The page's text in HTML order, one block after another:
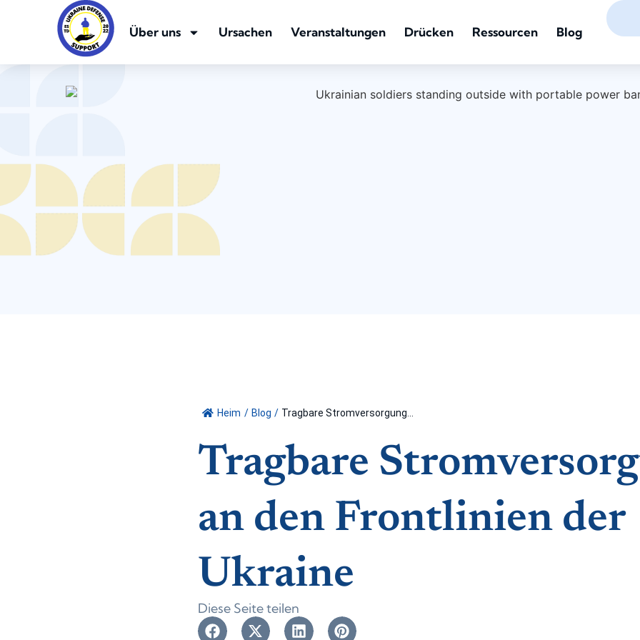
Über uns Ursachen Veranstaltungen Drücken Ressourcen Blog
Heim / Blog / Tragbare Stromversorgung...
Tragbare
an den Frontlinien der
Ukraine
Diese Seite teilen